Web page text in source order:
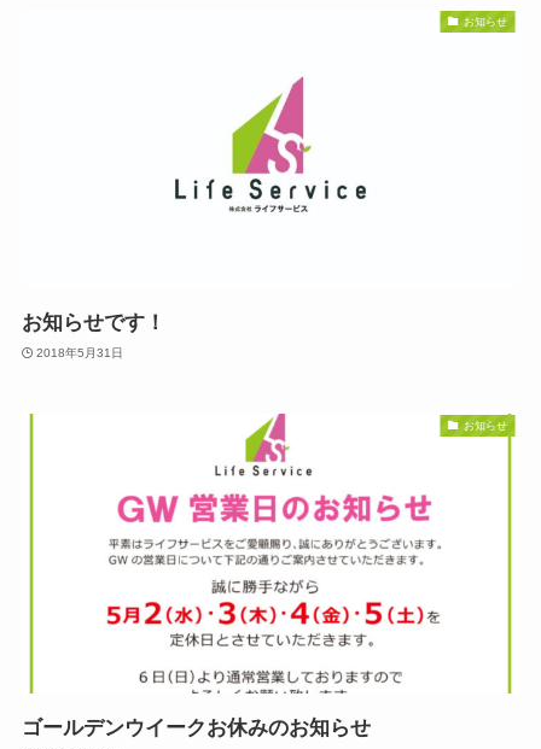
お知らせ
お知らせです！
2018年5月31日
お知らせ
ゴールデンウイークお休みのお知らせ